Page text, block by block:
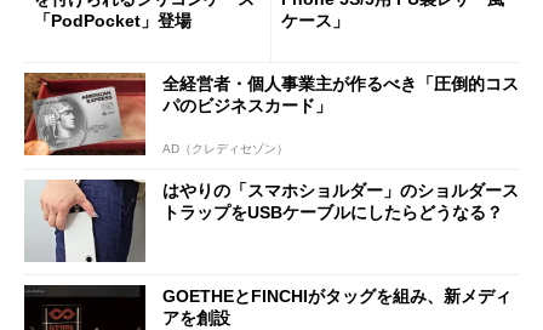
「PodPocket」登場
ケース」
全経営者・個人事業主が作るべき「圧倒的コス
パのビジネスカード」
AD（クレディセゾン）
はやりの「スマホショルダー」のショルダース
トラップをUSBケーブルにしたらどうなる？
GOETHEとFINCHIがタッグを組み、新メディ
アを創設